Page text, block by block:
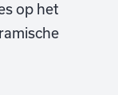
op het